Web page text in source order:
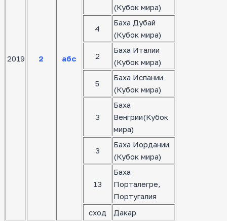
2019 2 абс
(Кубок мира)
4
Баха Дубай
(Кубок мира)
2
Баха Италии
(Кубок мира)
5
Баха Испании
(Кубок мира)
3
Баха
Венгрии(Кубок
мира)
3
Баха Иордании
(Кубок мира)
13
Баха
Порталегре,
Португалия
сход
Дакар